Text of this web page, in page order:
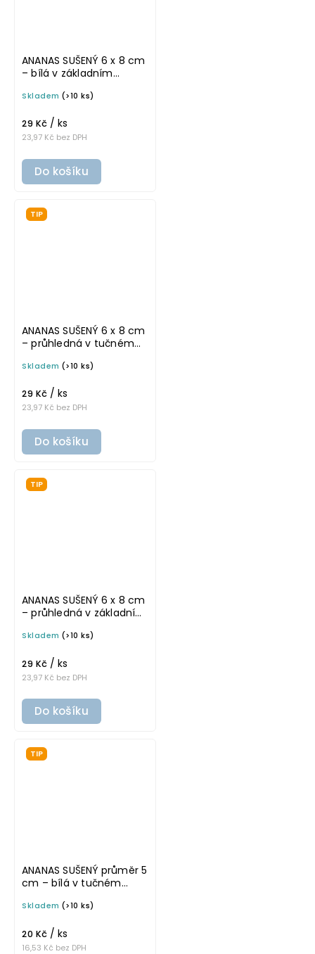
ANANAS SUŠENÝ 6 x 8 cm
– bílá v základním
samolepka na
Skladem (>10 ks)
23,97 Kč bez DPH
29 Kč / ks
Do košíku
TIP
ANANAS SUŠENÝ 6 x 8 cm
– průhledná v tučném
samolepka na
Skladem (>10 ks)
23,97 Kč bez DPH
29 Kč / ks
Do košíku
TIP
ANANAS SUŠENÝ 6 x 8 cm
– průhledná v základním
samolepka na
Skladem (>10 ks)
23,97 Kč bez DPH
29 Kč / ks
Do košíku
TIP
ANANAS SUŠENÝ průměr 5
cm – bílá v tučném
samolepka na
Skladem (>10 ks)
16,53 Kč bez DPH
20 Kč / ks